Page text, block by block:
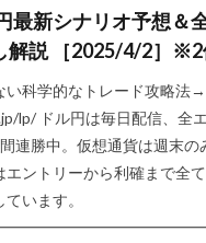
最新シナリオ予想＆
解説 ［2025/4/2］
い科学的なトレード攻略法
lp/ ドル円は毎日配信、全
連勝中。仮想通貨は週末の
エントリーから利確まで全
います。